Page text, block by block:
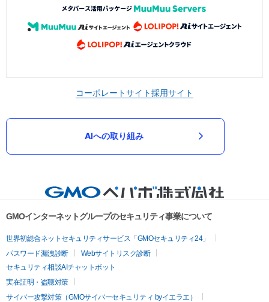
コーポレートサイト採用サイト
AIへの取り組み
GMOインターネットグループのセキュリティ事業について
世界初総合ネットセキュリティサービス「GMOセキュリティ24」
パスワード漏洩診断
Webサイトリスク診断
セキュリティ相談AIチャットボット
実在証明・盗聴対策
サイバー攻撃対策（GMOサイバーセキュリティ byイエラエ）